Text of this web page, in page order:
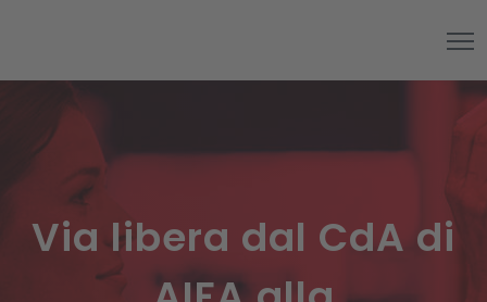
Via libera dal CdA di